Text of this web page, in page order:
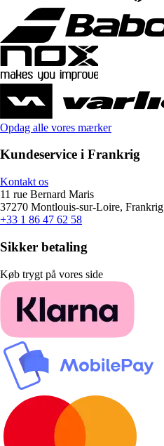
Opdag alle vores mærker
Kundeservice i Frankrig
Kontakt os
11 rue Bernard Maris
37270 Montlouis-sur-Loire, Frankrig
+33 1 86 47 62 58
Sikker betaling
Køb trygt på vores side